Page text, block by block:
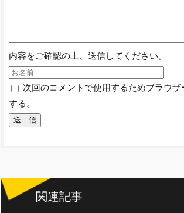
内容をご確認の上、送信してください。
次回のコメントで使用するためブラウ
する。
関連記事